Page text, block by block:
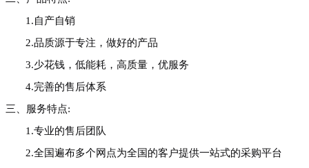
1.自产自销
2.品质源于专注，做好的产品
3.少花钱，低能耗，高质量，优服务
4.完善的售后体系
三、
服务特点:
1.专业的售后团队
2.全国遍布多个网点为全国的客户提供一站式的采购平台